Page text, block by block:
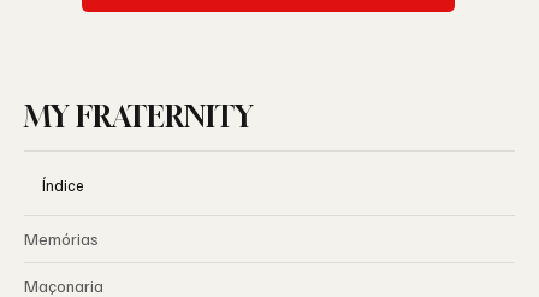
MY FRATERNITY
Índice
Memórias
Maçonaria